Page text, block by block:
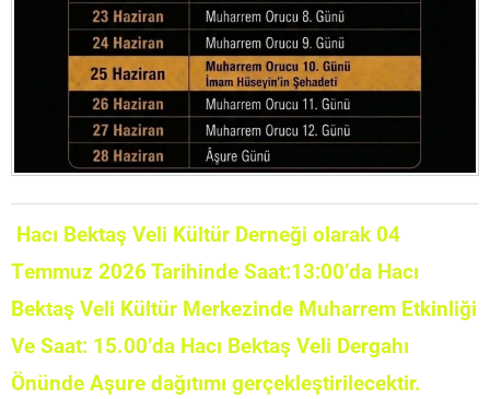
Hacı Bektaş Veli Kültür Derneği olarak 04
Temmuz 2026 Tarihinde Saat:13:00’da Hacı
Bektaş Veli Kültür Merkezinde Muharrem Etkinliği
Ve Saat: 15.00’da Hacı Bektaş Veli Dergahı
Önünde Aşure dağıtımı gerçekleştirilecektir.